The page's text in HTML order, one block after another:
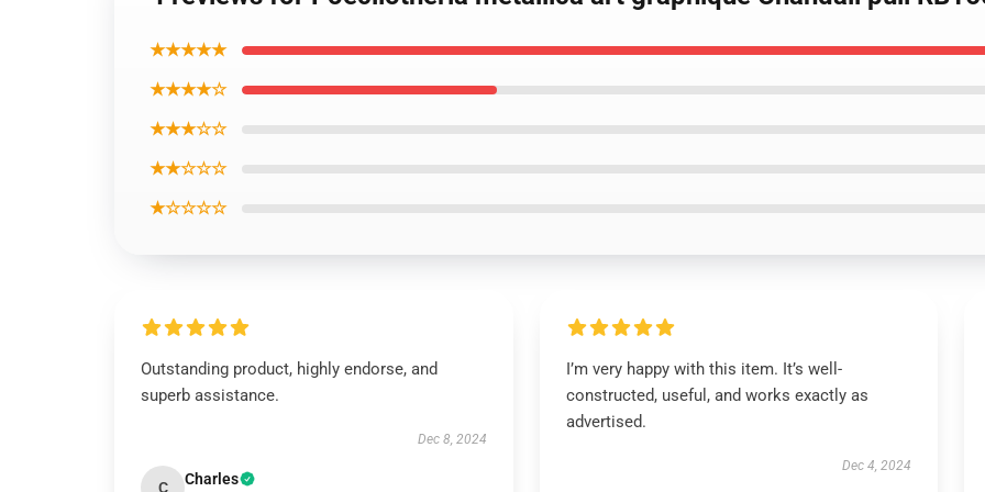
★★★★★
★★★★☆
★★★☆☆
★★☆☆☆
★☆☆☆☆
Outstanding product, highly endorse, and
superb assistance.
Dec 8, 2024
C Charles
I’m very happy with this item. It’s well-
constructed, useful, and works exactly as
advertised.
Dec 4, 2024